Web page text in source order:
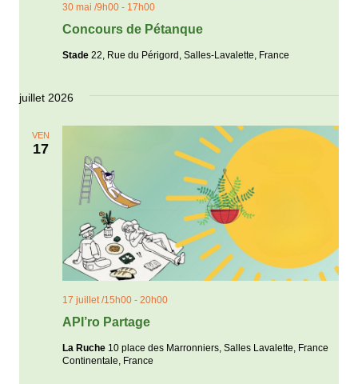
Concours de Pétanque
30 mai /9h00 - 17h00
Stade 22, Rue du Périgord, Salles-Lavalette, France
juillet 2026
VEN
17
API’ro Partage
17 juillet /15h00 - 20h00
La Ruche 10 place des Marronniers, Salles Lavalette, France
Continentale, France